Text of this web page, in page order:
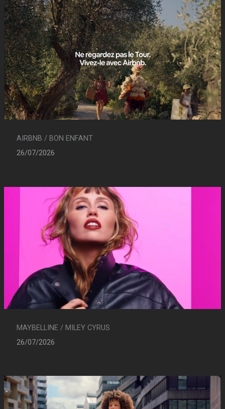
AIRBNB / BON ENFANT
26/07/2026
MAYBELLINE / MILEY CYRUS
26/07/2026